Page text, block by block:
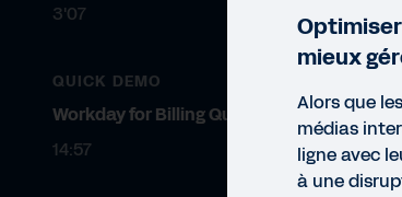
3'07
QUICK DEMO
Workday for Billing Quick Demo
14:57
mieux
Alors que
médias
ligne avec
à une